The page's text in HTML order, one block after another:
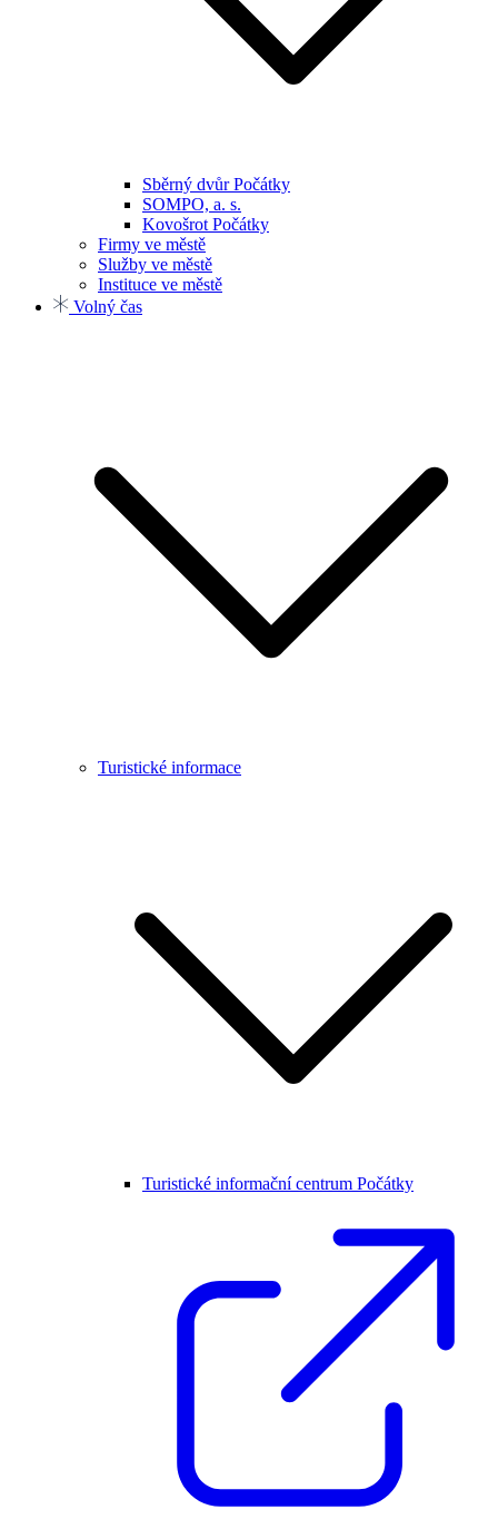
Sběrný dvůr Počátky
SOMPO, a. s.
Kovošrot Počátky
Firmy ve městě
Služby ve městě
Instituce ve městě
Volný čas
Turistické informace
Turistické informační centrum Počátky